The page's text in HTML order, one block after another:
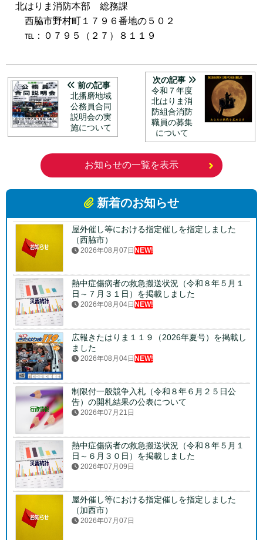
北はりま消防本部 総務課
西脇市野村町１７９６番地の５０２
℡：０７９５（２７）８１１９
前の記事
北播磨地域
公務員合同
説明会の実
施について
次の記事
令和７年度
北はりま消
防組合消防
職員の募集
について
お知らせの一覧を表示
新着のお知らせ
屋外催し等における指定催しを指定しました
（西脇市）
2026年08月07日NEW!
熱中症傷病者の救急搬送状況（令和８年５月１
日～７月３１日）を掲載しました
2026年08月04日NEW!
広報きたはりま１１９（2026年夏号）を掲載し
ました
2026年08月04日NEW!
制限付一般競争入札（令和８年６月２５日公
告）の開札結果の公表について
2026年07月21日
熱中症傷病者の救急搬送状況（令和８年５月１
日～６月３０日）を掲載しました
2026年07月09日
屋外催し等における指定催しを指定しました
（加西市）
2026年07月07日